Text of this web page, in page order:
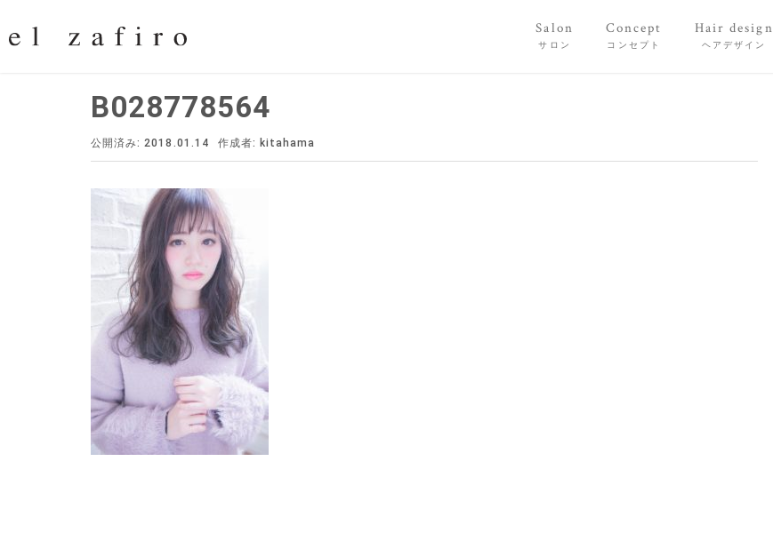
Salon
サロン
Concept
コンセプト
Hair design
ヘアデザイン
B028778564
公開済み: 2018.01.14 作成者: kitahama